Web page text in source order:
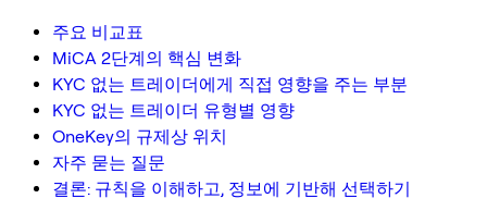
주요 비교표
MiCA 2단계의 핵심 변화
KYC 없는 트레이더에게 직접 영향을 주는 부분
KYC 없는 트레이더 유형별 영향
OneKey의 규제상 위치
자주 묻는 질문
결론: 규칙을 이해하고, 정보에 기반해 선택하기